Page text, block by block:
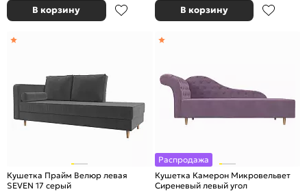
В корзину В корзину
Кушетка Прайм Велюр левая
SEVEN 17 серый
Распродажа
Кушетка Камерон Микровельвет
Сиреневый левый угол